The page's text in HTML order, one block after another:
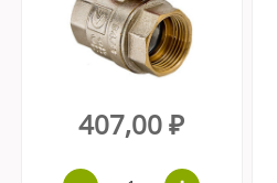
407,00 ₽